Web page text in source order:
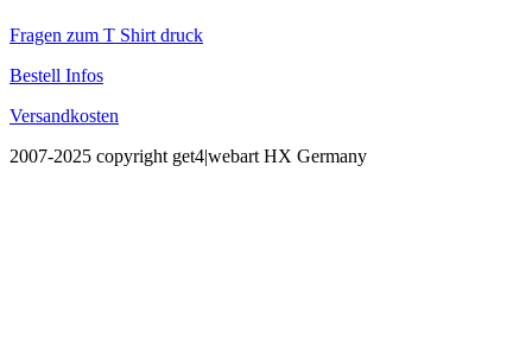
Fragen zum T Shirt druck
Bestell Infos
Versandkosten
2007-2025 copyright get4|webart HX Germany